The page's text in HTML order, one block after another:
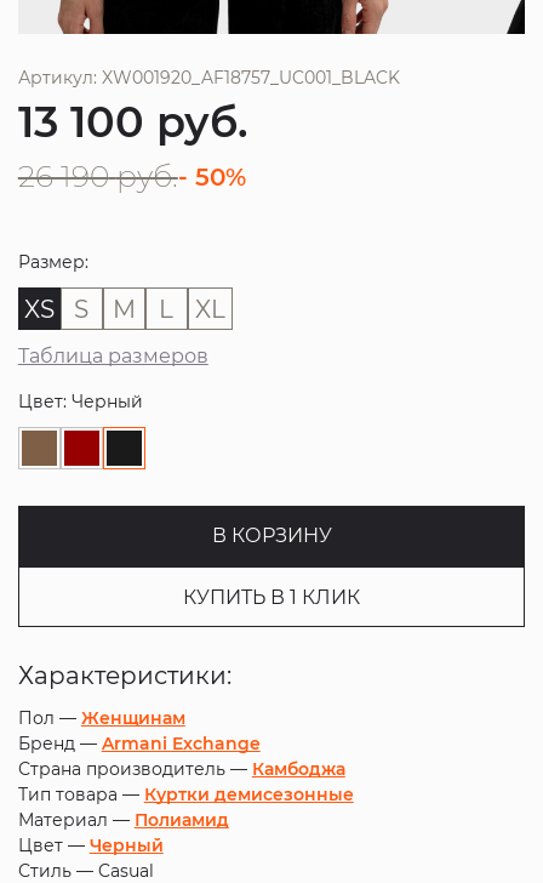
Артикул: XW001920_AF18757_UC001_BLACK
13 100 руб.
26 190 руб.- 50%
Размер:
XS S M L XL
Таблица размеров
Цвет: Черный
В КОРЗИНУ
КУПИТЬ В 1 КЛИК
Характеристики:
Пол — Женщинам
Бренд — Armani Exchange
Страна производитель — Камбоджа
Тип товара — Куртки демисезонные
Материал — Полиамид
Цвет — Черный
Стиль — Casual